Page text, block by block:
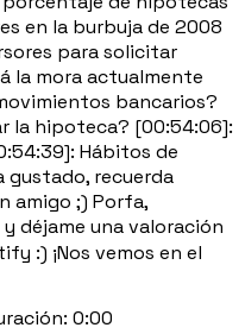
en la burbuja de 2008
para solicitar
la mora actualmente
bancarios?
la hipoteca? [00:54:06]:
Hábitos de
gustado, recuerda
amigo ;) Porfa,
déjame una valoración
:) ¡Nos vemos en el
0:00